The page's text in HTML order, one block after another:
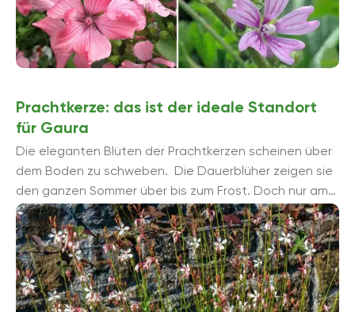
Prachtkerze: das ist der ideale Standort
für Gaura
Die eleganten Blüten der Prachtkerzen scheinen über
dem Boden zu schweben. Die Dauerblüher zeigen sie
den ganzen Sommer über bis zum Frost. Doch nur am
richtigen Standort ...